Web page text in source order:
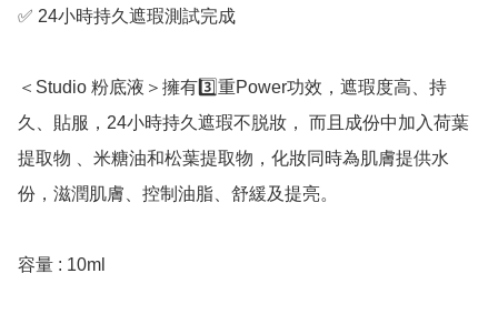
✅ 24小時持久遮瑕測試完成
＜Studio 粉底液＞擁有3️⃣重Power功效，遮瑕度高、持
久、貼服，24小時持久遮瑕不脱妝， 而且成份中加入荷葉
提取物 、米糖油和松葉提取物，化妝同時為肌膚提供水
份，滋潤肌膚、控制油脂、舒緩及提亮。
容量 : 10ml